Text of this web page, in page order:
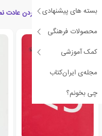
بسته های پیشنهادی
محصولات فرهنگی
کمک آموزشی
مجله‌ی ایران‌کتاب
چی بخونم؟
کتاب های مرتبط با به مردن عادت